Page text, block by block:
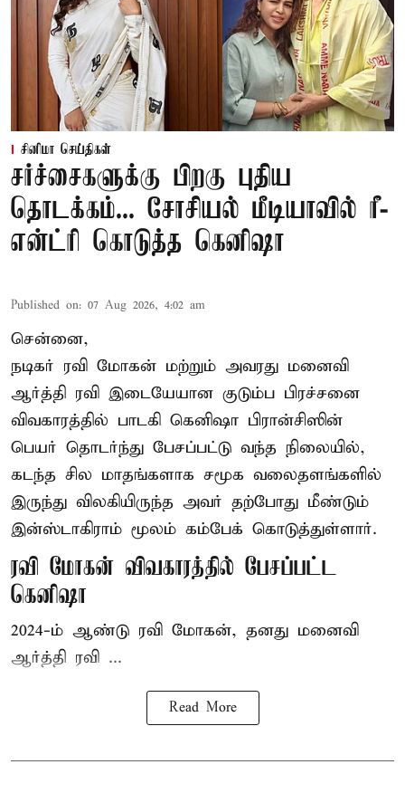
சினிமா செய்திகள்
சர்ச்சைகளுக்கு பிறகு புதிய
தொடக்கம்... சோசியல் மீடியாவில் ரீ-
என்ட்ரி கொடுத்த கெனிஷா
Published on: 07 Aug 2026, 4:02 am
சென்னை,
நடிகர் ரவி மோகன் மற்றும் அவரது மனைவி
ஆர்த்தி ரவி இடையேயான குடும்ப பிரச்சனை
விவகாரத்தில் பாடகி கெனிஷா பிரான்சிஸின்
பெயர் தொடர்ந்து பேசப்பட்டு வந்த நிலையில்,
கடந்த சில மாதங்களாக சமூக வலைதளங்களில்
இருந்து விலகியிருந்த அவர் தற்போது மீண்டும்
இன்ஸ்டாகிராம் மூலம் கம்பேக் கொடுத்துள்ளார்.
ரவி மோகன் விவகாரத்தில் பேசப்பட்ட
கெனிஷா
2024-ம் ஆண்டு ரவி மோகன், தனது மனைவி
ஆர்த்தி ரவி ...
Read More